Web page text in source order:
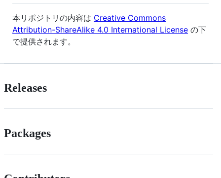
本リポジトリの内容は Creative Commons
Attribution-ShareAlike 4.0 International License の下
で提供されます。
Releases
Packages